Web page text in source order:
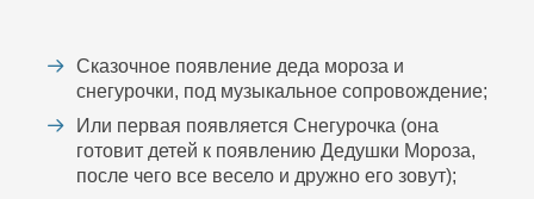
Сказочное появление деда мороза и
снегурочки, под музыкальное сопровождение;
Или первая появляется Снегурочка (она
готовит детей к появлению Дедушки Мороза,
после чего все весело и дружно его зовут);